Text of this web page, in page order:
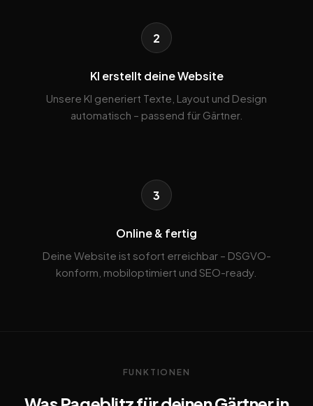
2
KI erstellt deine Website
Unsere KI generiert Texte, Layout und Design
automatisch – passend für Gärtner.
3
Online & fertig
Deine Website ist sofort erreichbar – DSGVO-
konform, mobiloptimiert und SEO-ready.
FUNKTIONEN